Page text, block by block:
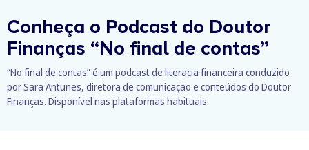
Conheça o Podcast do Doutor
Finanças “No final de contas”
“No final de contas” é um podcast de literacia financeira conduzido
por Sara Antunes, diretora de comunicação e conteúdos do Doutor
Finanças. Disponível nas plataformas habituais